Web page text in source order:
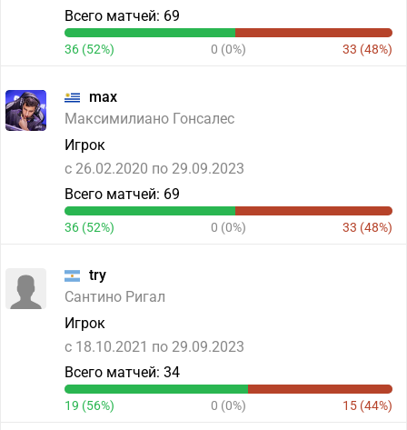
Всего матчей: 69
36 (52%) 0 (0%) 33 (48%)
max
Максимилиано Гонсалес
Игрок
c 26.02.2020 по 29.09.2023
Всего матчей: 69
36 (52%) 0 (0%) 33 (48%)
try
Сантино Ригал
Игрок
c 18.10.2021 по 29.09.2023
Всего матчей: 34
19 (56%) 0 (0%) 15 (44%)